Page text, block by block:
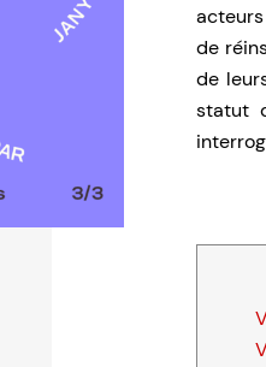
de
de
statut